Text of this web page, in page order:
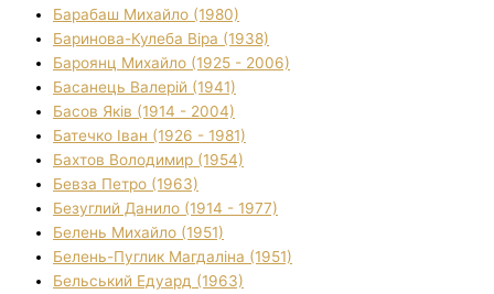
Барабаш Михайло (1980)
Баринова-Кулеба Віра (1938)
Бароянц Михайло (1925 - 2006)
Басанець Валерій (1941)
Басов Яків (1914 - 2004)
Батечко Іван (1926 - 1981)
Бахтов Володимир (1954)
Бевза Петро (1963)
Безуглий Данило (1914 - 1977)
Белень Михайло (1951)
Белень-Пуглик Магдаліна (1951)
Бельський Едуард (1963)